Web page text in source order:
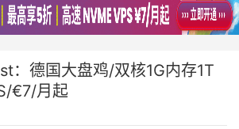
：德国大盘鸡/双核1G内存1T
€7/月起